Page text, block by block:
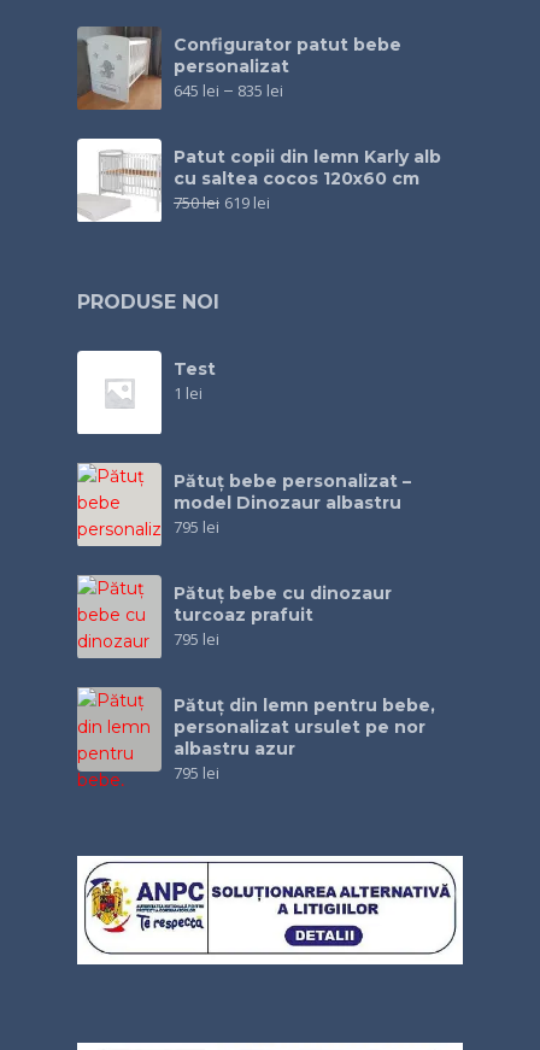
Configurator patut bebe
personalizat
645 lei – 835 lei
Patut copii din lemn Karly alb
cu saltea cocos 120x60 cm
750lei 619 lei
PRODUSE NOI
Test
1 lei
Pătuț bebe personalizat –
model Dinozaur albastru
795 lei
Pătuţ bebe cu dinozaur
turcoaz prafuit
795 lei
Pătuţ din lemn pentru bebe,
personalizat ursulet pe nor
albastru azur
795 lei